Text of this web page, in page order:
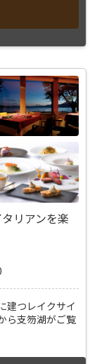
リアンを楽
建つレイクサイ
ら支笏湖がご覧